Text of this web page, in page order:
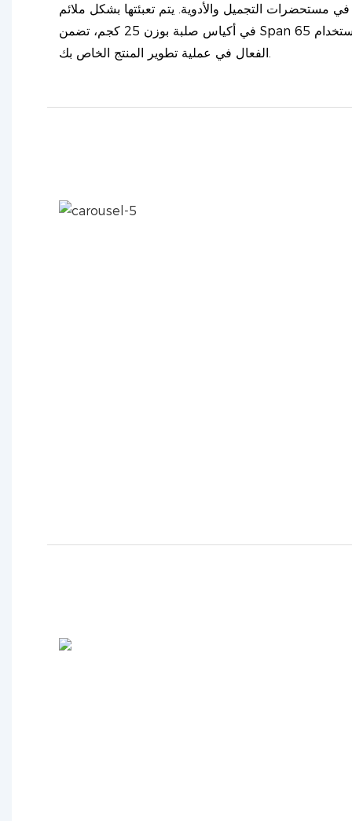
مستحضرات التجميل والأدوية. يتم تعبئتها بشكل ملائم
في أكياس صلبة بوزن 25 كجم، تضمن Span 65 سهولة التعامل والتخزين للاستخدام